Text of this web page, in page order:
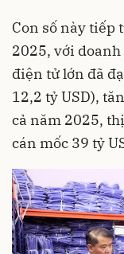
Con số này tiếp
2025, với
điện tử lớn đã
12,2 tỷ USD),
cả năm 2025,
cán mốc 39 tỷ